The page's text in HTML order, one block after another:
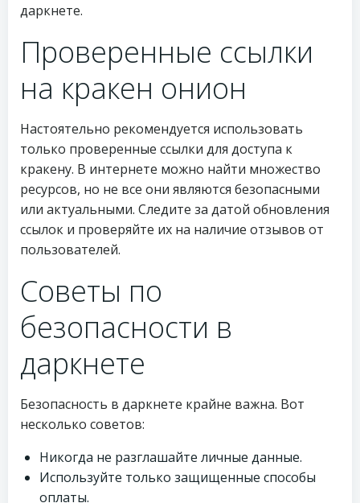
даркнете.
Проверенные ссылки
на кракен онион
Настоятельно рекомендуется использовать
только проверенные ссылки для доступа к
кракену. В интернете можно найти множество
ресурсов, но не все они являются безопасными
или актуальными. Следите за датой обновления
ссылок и проверяйте их на наличие отзывов от
пользователей.
Советы по
безопасности в
даркнете
Безопасность в даркнете крайне важна. Вот
несколько советов:
Никогда не разглашайте личные данные.
Используйте только защищенные способы
оплаты.